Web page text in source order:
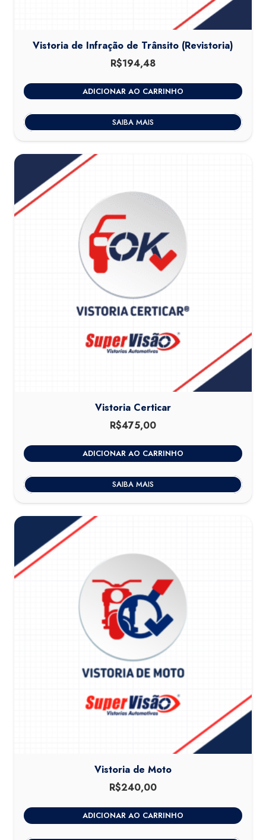
Vistoria de Infração de Trânsito (Revistoria)
R$194,48
ADICIONAR AO CARRINHO
SAIBA MAIS
Vistoria Certicar
R$475,00
ADICIONAR AO CARRINHO
SAIBA MAIS
Vistoria de Moto
R$240,00
ADICIONAR AO CARRINHO